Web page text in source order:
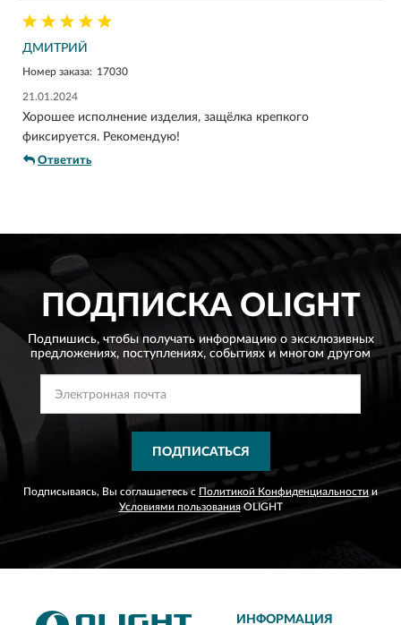
ДМИТРИЙ
Номер заказа: 17030
21.01.2024
Хорошее исполнение изделия, защёлка крепкого
фиксируется. Рекомендую!
Ответить
ПОДПИСКАOLIGHT
Подпишись, чтобы получать информацию о эксклюзивных
предложениях, поступлениях, событиях и многом другом
ПОДПИСАТЬСЯ
Подписываясь, Вы соглашаетесь с Политикой Конфиденциальности и
Условиями пользованияOLIGHT
ИНФОРМАЦИЯ